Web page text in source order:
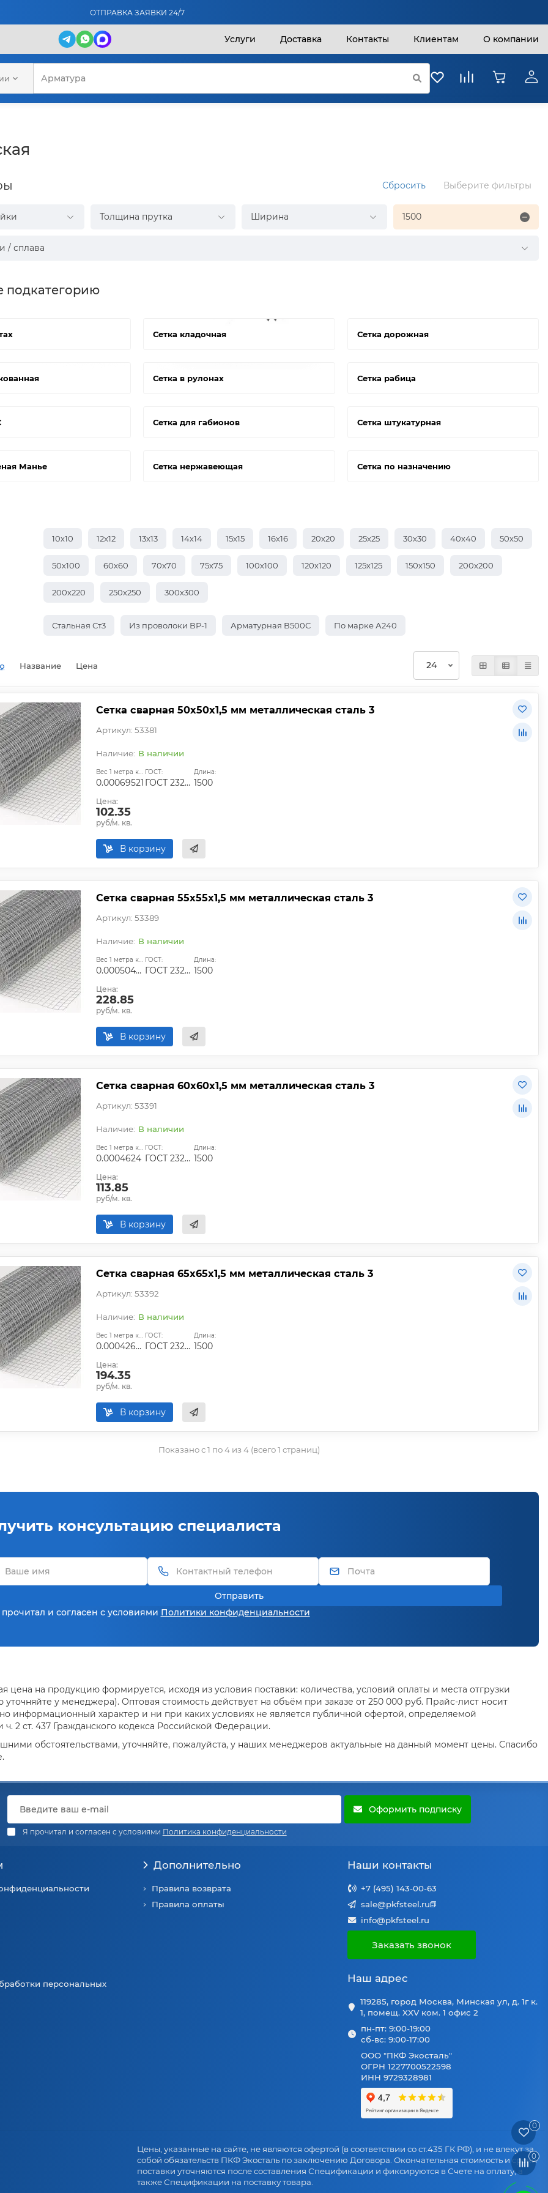
ОТПРАВКА ЗАЯВКИ 24/7
Услуги Доставка Контакты Клиентам О компании
Сбросить Выберите фильтры
Толщина прутка Ширина 1500
/ сплава
подкатегорию
Сетка кладочная Сетка дорожная
Сетка в рулонах Сетка рабица
Сетка для габионов Сетка штукатурная
Манье Сетка нержавеющая Сетка по назначению
10х10 12х12 13х13 14х14 15х15 16х16 20х20 25х25 30х30 40х40 50х50
50х100 60х60 70х70 75х75 100х100 120х120 125х125 150х150 200х200
200х220 250х250 300х300
Стальная Ст3 Из проволоки ВР-1 Арматурная В500С По марке А240
Название Цена
Сетка сварная 50х50х1,5 мм металлическая сталь 3
Артикул: 53381
В наличии
Вес 1 метра квадратного, т:
0.00069521
ГОСТ:
ГОСТ 23279-2012
Длина:
1500
Цена:
102.35
руб/м. кв.
В корзину
Сетка сварная 55х55х1,5 мм металлическая сталь 3
Артикул: 53389
В наличии
Вес 1 метра квадратного, т:
0.00050444
ГОСТ:
ГОСТ 23279-2012
Длина:
1500
Цена:
228.85
руб/м. кв.
В корзину
Сетка сварная 60х60х1,5 мм металлическая сталь 3
Артикул: 53391
В наличии
Вес 1 метра квадратного, т:
0.0004624
ГОСТ:
ГОСТ 23279-2012
Длина:
1500
Цена:
113.85
руб/м. кв.
В корзину
Сетка сварная 65х65х1,5 мм металлическая сталь 3
Артикул: 53392
В наличии
Вес 1 метра квадратного, т:
0.00042683
ГОСТ:
ГОСТ 23279-2012
Длина:
1500
Цена:
194.35
руб/м. кв.
В корзину
Показано с 1 по 4 из 4 (всего 1 страниц)
консультацию специалиста
Отправить
и согласен с условиями Политики конфиденциальности
цена на продукцию формируется, исходя из условия поставки: количества, условий оплаты и места отгрузки
у менеджера). Оптовая стоимость действует на объём при заказе от 250 000 руб. Прайс-лист носит
информационный характер и ни при каких условиях не является публичной офертой, определяемой
2 ст. 437 Гражданского кодекса Российской Федерации.
обстоятельствами, уточняйте, пожалуйста, у наших менеджеров актуальные на данный момент цены. Спасибо
Оформить подписку
Я прочитал и согласен с условиями Политика конфиденциальности
персональных
Дополнительно
Правила возврата
Правила оплаты
Наши контакты
+7 (495) 143-00-63
sale@pkfsteel.ru
info@pkfsteel.ru
Заказать звонок
Наш адрес
119285, город Москва, Минская ул, д. 1г к.
1, помещ. XXV ком. 1 офис 2
пн-пт: 9:00-19:00
сб-вс: 9:00-17:00
ООО "ПКФ Экосталь"
ОГРН 1227700522598
ИНН 9729328981
Цены, указанные на сайте, не являются офертой (в соответствии со ст.435 ГК РФ), и не влекут за
собой обязательств ПКФ Экосталь по заключению Договора. Окончательная стоимость и сроки
поставки уточняются после составления Спецификации и фиксируются в Счете на оплату, а
также Спецификации на поставку товара.
0
0